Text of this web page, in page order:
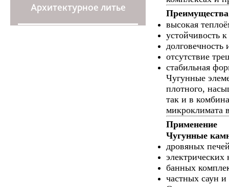
Архитектурное литье
высокая
устойчивость
долговечность
отсутствие
стабильная
Чугунные
плотного,
так и в
микроклимата
Применение
Чугунные
дровяных
электрических
банных
частных саун